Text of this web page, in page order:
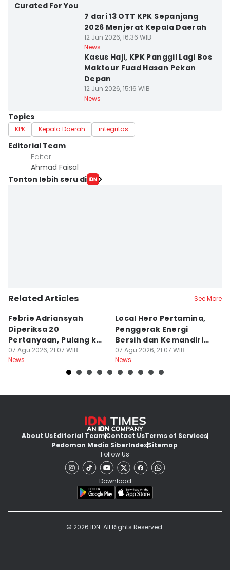
Curated For You
7 dari 13 OTT KPK Sepanjang
2026 Menjerat Kepala Daerah
12 Jun 2026, 16:36 WIB
News
Kasus Haji, KPK Panggil Lagi Bos
Maktour Fuad Hasan Pekan
Depan
12 Jun 2026, 15:16 WIB
News
Topics
KPK Kepala Daerah integritas
Editorial Team
Editor
Ahmad Faisal
Tonton lebih seru di
Related Articles See More
Febrie Adriansyah
Diperiksa 20
Pertanyaan, Pulang ke
KPK Pakai Rompi
07 Agu 2026, 21:07 WIB
News
Local Hero Pertamina,
Penggerak Energi
Bersih dan Kemandirian
Desa
07 Agu 2026, 21:07 WIB
News
About UsEditorial TeamContact UsTerms of Services
Pedoman Media SiberIndexSitemap
Follow Us
Download
© 2026 IDN. All Rights Reserved.